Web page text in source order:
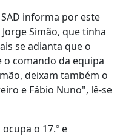
informa por este
Simão, que tinha
se adianta que o
o comando da equipa
deixam também o
e Fábio Nuno", lê-se
o 17.º e